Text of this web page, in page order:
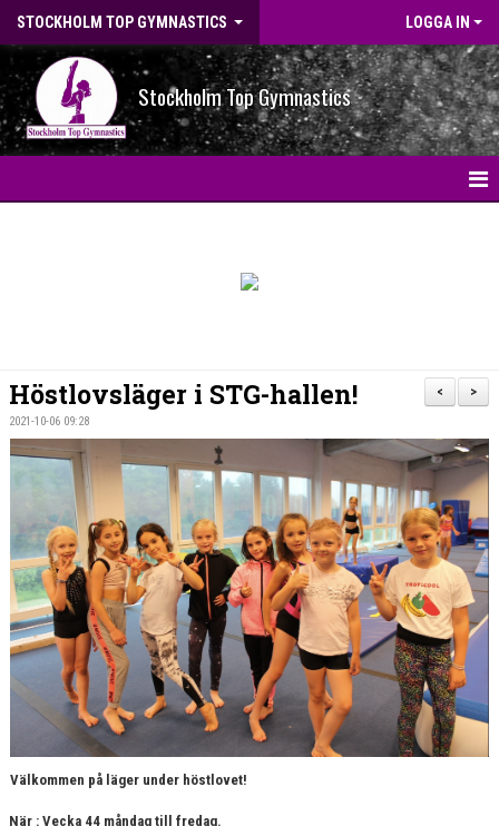
STOCKHOLM TOP GYMNASTICS LOGGA IN
Stockholm Top Gymnastics
OM FÖRENINGEN
STG-HALLEN
VÄRDEGRUND
FÖRENINGSPRODUKTER
KONTAKT
MÄRKESTAGNING
>
<
Höstlovsläger i STG-hallen!
2021-10-06 09:28
Välkommen på läger under höstlovet!
När : Vecka 44 måndag till fredag.